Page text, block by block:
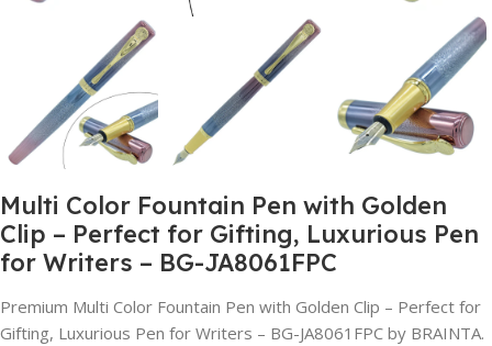
Multi Color Fountain Pen with Golden
Clip – Perfect for Gifting, Luxurious Pen
for Writers – BG-JA8061FPC
Premium Multi Color Fountain Pen with Golden Clip – Perfect for
Gifting, Luxurious Pen for Writers – BG-JA8061FPC by BRAINTA.